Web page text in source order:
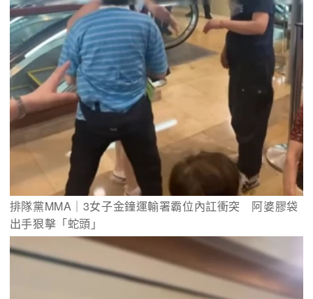
排隊黨MMA｜3女子金鐘運輸署霸位內訌衝突　阿婆膠袋
出手狠擊「蛇頭」